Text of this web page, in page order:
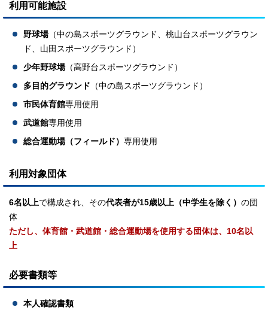
利用可能施設
野球場（中の島スポーツグラウンド、桃山台スポーツグラウン
ド、山田スポーツグラウンド）
少年野球場（高野台スポーツグラウンド）
多目的グラウンド （中の島スポーツグラウンド）
市民体育館専用使用
武道館専用使用
総合運動場（フィールド） 専用使用
利用対象団体
6名以上で構成され、その代表者が15歳以上（中学生を除く） の団
体
ただし、体育館・武道館・総合運動場を使用する団体は、10名以
上
必要書類等
本人確認書類